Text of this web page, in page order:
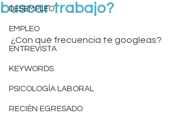
DESEMPLEO
EMPLEO
ENTREVISTA
KEYWORDS
PSICOLOGÍA LABORAL
RECIÉN EGRESADO
buscar trabajo?
¿Con qué frecuencia te googleas?